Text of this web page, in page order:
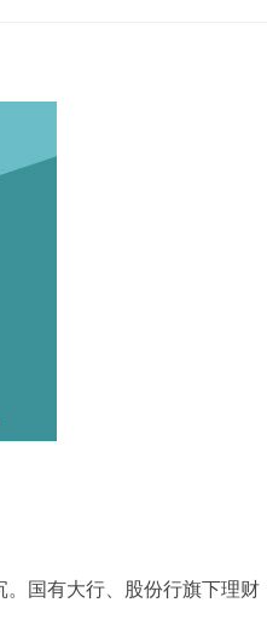
。国有大行、股份行旗下理财